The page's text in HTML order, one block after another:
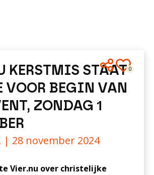
0
KERSTMIS STAAT
VOOR BEGIN VAN
ZONDAG 1
| 28 november 2024
Vier.nu over christelijke